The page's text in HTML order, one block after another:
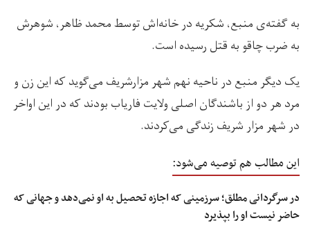
به گفته‌ی منبع، شکریه در خانه‌اش توسط محمد ظاهر، شوهرش
به ضرب چاقو به قتل رسیده است.
یک دیگر منبع در ناحیه نهم شهر مزارشریف می‌گوید که این زن و
مرد هر دو از باشندگان اصلی ولایت فاریاب بودند که در این اواخر
در شهر مزار شریف زندگی می‌کردند.
این مطالب هم توصیه می‌شود:
در سرگردانی مطلق؛ سرزمینی که اجازه تحصیل به او نمی‌دهد و جهانی که
حاضر نیست او را بپذیرد